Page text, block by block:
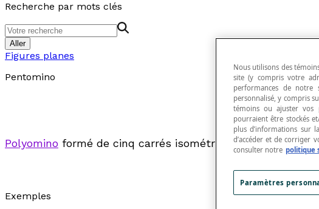
Recherche par mots clés
Aller
Figures planes
Pentomino
Polyomino formé de cinq carrés isométriques.
Exemples
Nous utilisons des
site (y compris votre
performances de notre
personnalisé, y compris
témoins ou ajuster vos
pourraient être stockés
plus d’informations sur
d’accéder et de corriger
consulter notre politique
Paramètres